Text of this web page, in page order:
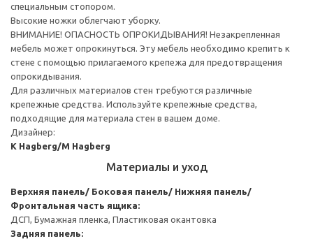
специальным стопором.
Высокие ножки облегчают уборку.
ВНИМАНИЕ! ОПАСНОСТЬ ОПРОКИДЫВАНИЯ! Незакрепленная
мебель может опрокинуться. Эту мебель необходимо крепить к
стене с помощью прилагаемого крепежа для предотвращения
опрокидывания.
Для различных материалов стен требуются различные
крепежные средства. Используйте крепежные средства,
подходящие для материала стен в вашем доме.
Дизайнер:
K Hagberg/M Hagberg
Материалы и уход
Верхняя панель/ Боковая панель/ Нижняя панель/
Фронтальная часть ящика:
ДСП, Бумажная пленка, Пластиковая окантовка
Задняя панель: